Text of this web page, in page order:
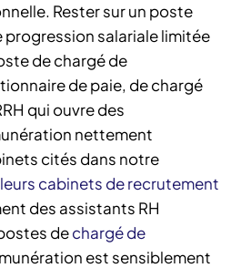
Rester sur un poste
progression salariale limitée
de chargé de
de paie, de chargé
qui ouvre des
nettement
cités dans notre
cabinets de recrutement
des assistants RH
dechargé de
est sensiblement